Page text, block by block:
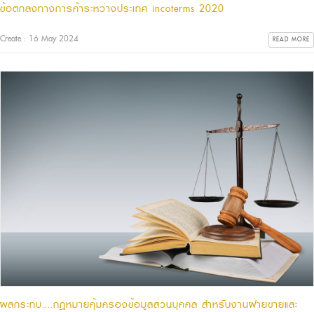
ข้อตกลงทางการค้าระหว่างประเทศ incoterms 2020
Create : 16 May 2024 READ MORE
ผลกระทบ....กฎหมายคุ้มครองข้อมูลส่วนบุคคล สำหรับงานฝ่ายขายและ